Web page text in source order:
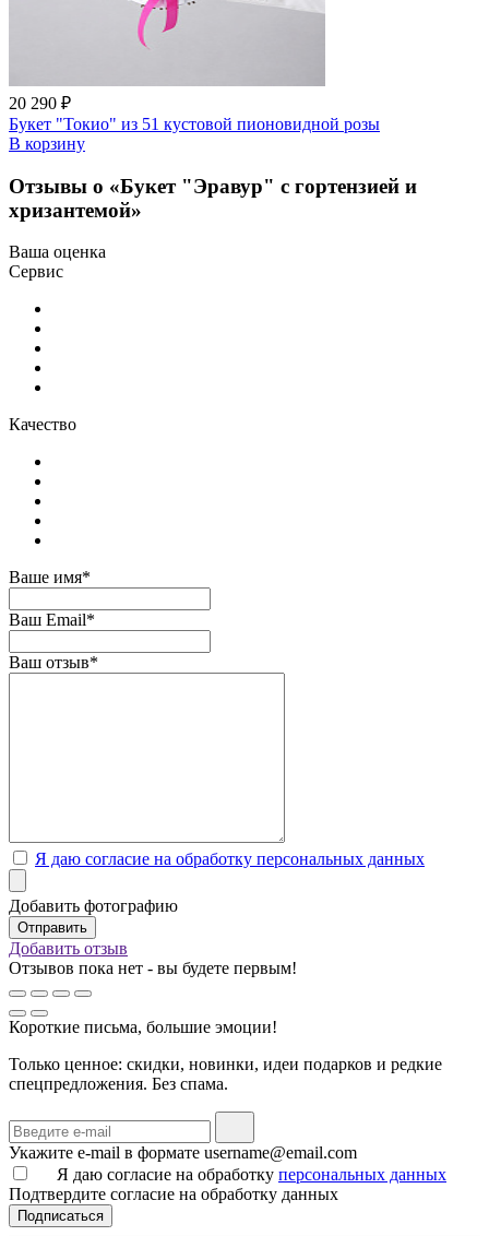
20 290 ₽
Букет "Токио" из 51 кустовой пионовидной розы
В корзину
Отзывы о «Букет "Эравур" с гортензией и
хризантемой»
Ваша оценка
Сервис
Качество
Ваше имя*
Ваш Email*
Ваш отзыв*
Я даю согласие на обработку персональных данных
Добавить фотографию
Добавить отзыв
Отзывов пока нет - вы будете первым!
Короткие письма, большие эмоции!
Только ценное: скидки, новинки, идеи подарков и редкие
спецпредложения. Без спама.
Укажите e-mail в формате username@email.com
Я даю согласие на обработку персональных данных
Подтвердите согласие на обработку данных
Подписаться